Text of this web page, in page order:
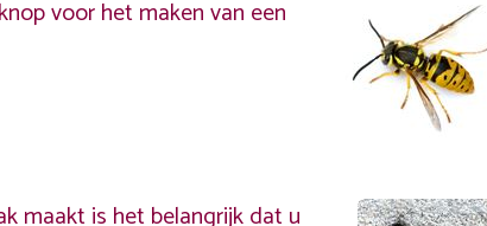
voor het maken van een
maakt is het belangrijk dat u